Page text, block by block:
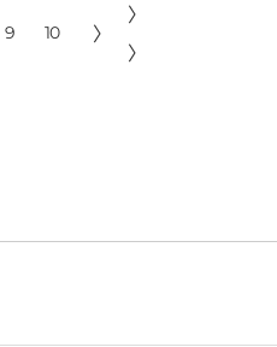
9 10 〉
〉
〉